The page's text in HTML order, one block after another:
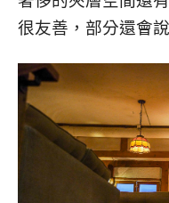
很友善，部分還會